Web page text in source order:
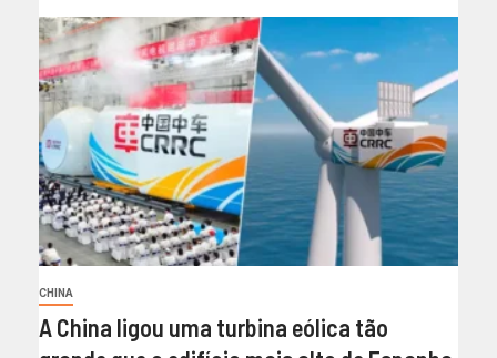
CHINA
A China ligou uma turbina eólica tão